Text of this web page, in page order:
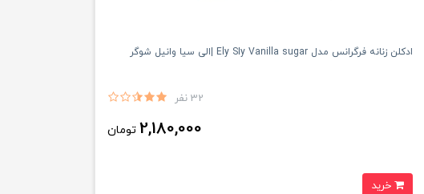
ادكلن زنانه فرگرانس مدل Ely SIy Vanilla sugar |الى سيا وانيل شوگر
32 نفر
2,180,000 تومان
خرید